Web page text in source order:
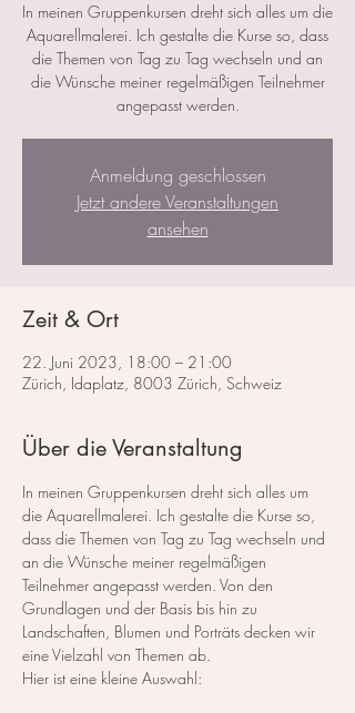
In meinen Gruppenkursen dreht sich alles um die
Aquarellmalerei. Ich gestalte die Kurse so, dass
die Themen von Tag zu Tag wechseln und an
die Wünsche meiner regelmäßigen Teilnehmer
angepasst werden.
Anmeldung geschlossen
Jetzt andere Veranstaltungen
ansehen
Zeit & Ort
22. Juni 2023, 18:00 – 21:00
Zürich, Idaplatz, 8003 Zürich, Schweiz
Über die Veranstaltung
In meinen Gruppenkursen dreht sich alles um
die Aquarellmalerei. Ich gestalte die Kurse so,
dass die Themen von Tag zu Tag wechseln und
an die Wünsche meiner regelmäßigen
Teilnehmer angepasst werden. Von den
Grundlagen und der Basis bis hin zu
Landschaften, Blumen und Porträts decken wir
eine Vielzahl von Themen ab.
Hier ist eine kleine Auswahl: